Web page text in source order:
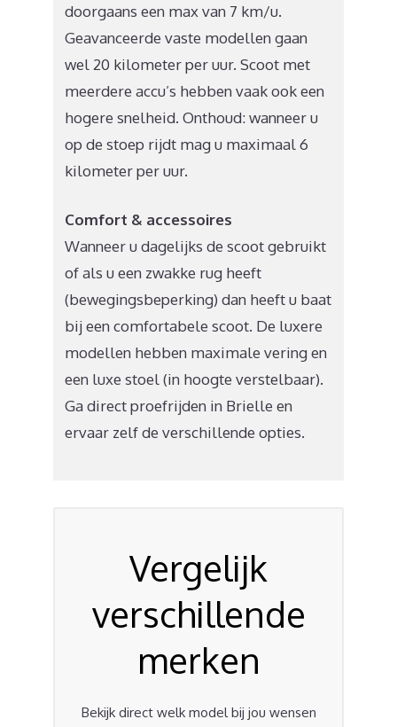
doorgaans een max van 7 km/u.
Geavanceerde vaste modellen gaan
wel 20 kilometer per uur. Scoot met
meerdere accu’s hebben vaak ook een
hogere snelheid. Onthoud: wanneer u
op de stoep rijdt mag u maximaal 6
kilometer per uur.
Comfort & accessoires
Wanneer u dagelijks de scoot gebruikt
of als u een zwakke rug heeft
(bewegingsbeperking) dan heeft u baat
bij een comfortabele scoot. De luxere
modellen hebben maximale vering en
een luxe stoel (in hoogte verstelbaar).
Ga direct proefrijden in Brielle en
ervaar zelf de verschillende opties.
Vergelijk
verschillende
merken
Bekijk direct welk model bij jou wensen